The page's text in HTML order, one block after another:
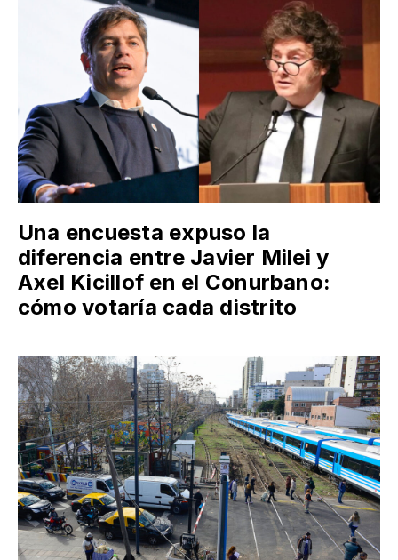
Una encuesta expuso la
diferencia entre Javier Milei y
Axel Kicillof en el Conurbano:
cómo votaría cada distrito